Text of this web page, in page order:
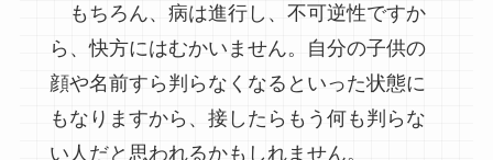
もちろん、病は進行し、不可逆性ですか
ら、快方にはむかいません。自分の子供の
顔や名前すら判らなくなるといった状態に
もなりますから、接したらもう何も判らな
い人だと思われるかもしれません。